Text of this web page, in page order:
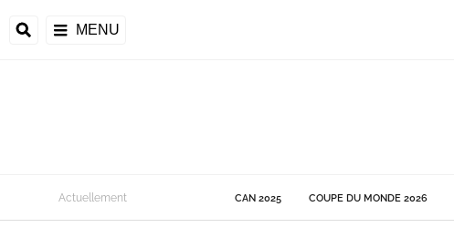
MENU
de la CAF
Actuellement CAN 2025 COUPE DU MONDE 2026